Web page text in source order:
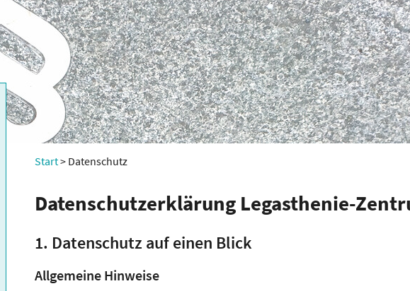
Start Datenschutz
Datenschutzerklärung Legasthenie-
1. Datenschutz auf einen Blick
Allgemeine Hinweise